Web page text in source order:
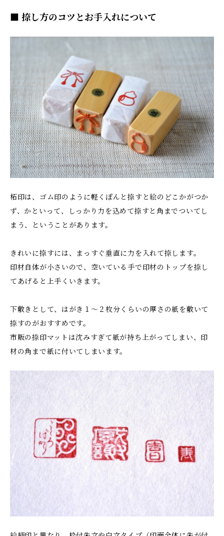
■ 捺し方のコツとお手入れについて
柘印は、ゴム印のように軽くぽんと捺すと絵のどこかがつか
ず、かといって、しっかり力を込めて捺すと角までついてし
まう、ということがあります。
きれいに捺すには、まっすぐ垂直に力を入れて捺します。
印材自体が小さいので、空いている手で印材のトップを捺し
てあげると上手くいきます。
下敷きとして、はがき１〜２枚分くらいの厚さの紙を敷いて
捺すのがおすすめです。
市販の捺印マットは沈みすぎて紙が持ち上がってしまい、印
材の角まで紙に付いてしまいます。